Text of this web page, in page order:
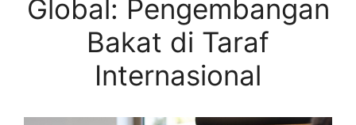
Global: Pengembangan
Bakat di Taraf
Internasional